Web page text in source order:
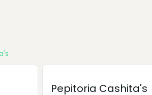
Pepitoria Cashita's